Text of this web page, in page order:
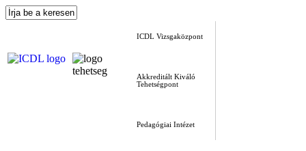
ICDL Vizsgaközpont
Akkreditált Kiváló
Tehetségpont
Pedagógiai Intézet